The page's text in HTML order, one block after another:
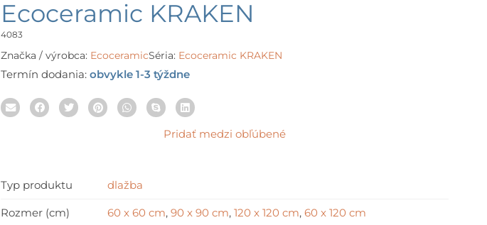
range:
47,62 €
73,32 €
Ecoceramic KRAKEN
4083
Značka / výrobca: EcoceramicSéria: Ecoceramic KRAKEN
Termín dodania: obvykle 1-3 týždne
Pridať medzi obľúbené
Typ produktu dlažba
Rozmer (cm) 60 x 60 cm, 90 x 90 cm, 120 x 120 cm, 60 x 120 cm